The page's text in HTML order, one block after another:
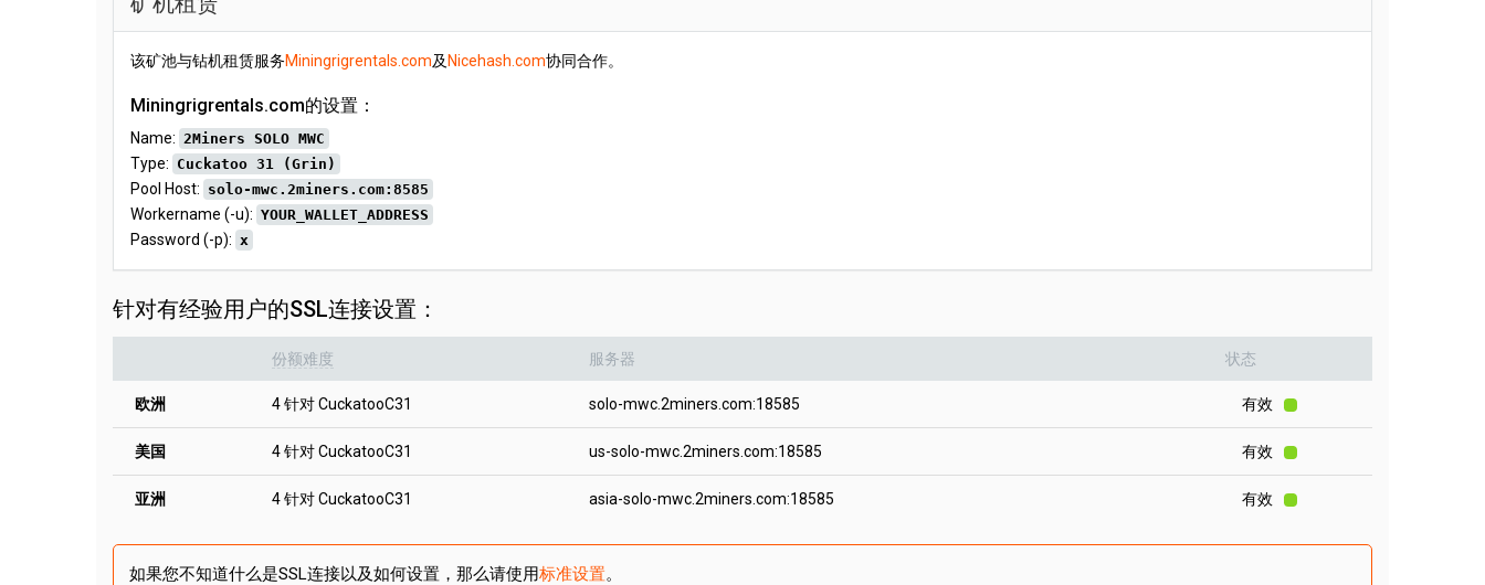
该矿池与钻机租赁服务Miningrigrentals.com及 Nicehash.com协同合作。
Miningrigrentals.com的设置：
Name: 2Miners SOLO MWC
Type: Cuckatoo 31 (Grin)
Pool Host: solo-mwc.2miners.com:8585
Workername (-u): YOUR_WALLET_ADDRESS
Password (-p): x
针对有经验用户的SSL连接设置：
份额难度 服务器 状态
欧洲 4 针对 CuckatooC31 solo-mwc.2miners.com:18585 有效
美国 4 针对 CuckatooC31 us-solo-mwc.2miners.com:18585 有效
亚洲 4 针对 CuckatooC31 asia-solo-mwc.2miners.com:18585 有效
如果您不知道什么是SSL连接以及如何设置，那么请使用标准设置。